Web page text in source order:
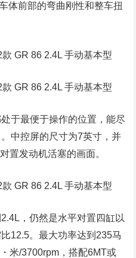
体前部的弯曲刚性和整车扭
于最便于操作的位置，能尽
中控屏的尺寸为7英寸，并
置发动机活塞的画面。
，仍然是水平对置四缸以
12.5。最大功率达到235马
米/3700rpm，搭配6MT或